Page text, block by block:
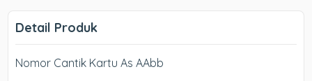
Detail Produk
Nomor Cantik Kartu As AAbb